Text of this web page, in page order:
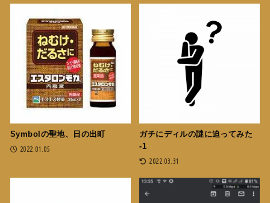
Symbolの聖地、日の出町
2022.01.05
ガチにディルの謎に迫ってみた
-1
2022.03.31